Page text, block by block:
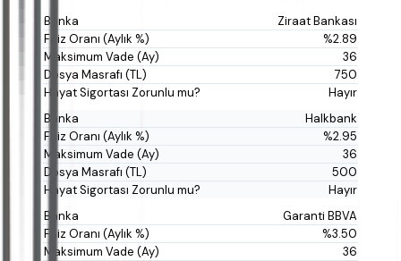
Ziraat Bankası
%2.89
36
750
Hayır
Halkbank
%2.95
36
500
Hayır
Garanti BBVA
%3.50
36